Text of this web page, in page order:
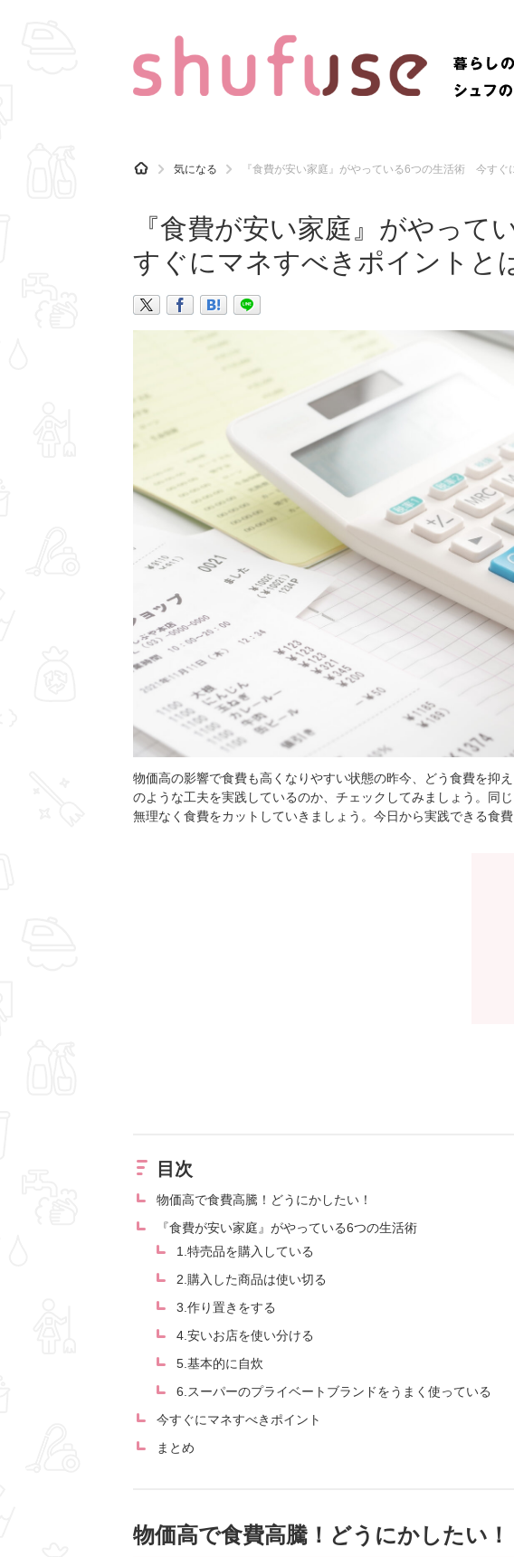
CATEGORY 記事カテゴリ
マナー 趣味 食
H
O
気になる 『食費が安い家庭』がやっている6つの生活術 今すぐ
『食費が安い家庭』がやっ
すぐにマネすべきポイントと
物価高の影響で食費も高くなりやすい状態の昨今、どう食費を抑
のような工夫を実践しているのか、チェックしてみましょう。同
無理なく食費をカットしていきましょう。今日から実践できる食
目次
物価高で食費高騰！どうにかしたい！
『食費が安い家庭』がやっている6つの生活術
1.特売品を購入している
2.購入した商品は使い切る
3.作り置きをする
4.安いお店を使い分ける
5.基本的に自炊
6.スーパーのプライベートブランドをうまく使っている
今すぐにマネすべきポイント
まとめ
物価高で食費高騰！どうにかしたい！